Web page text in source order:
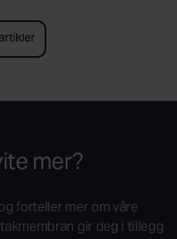
mer?
forteller mer om våre
gir deg i tillegg